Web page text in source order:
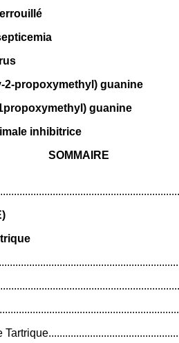
2-propoxymethyl) guanine
guanine
inhibitrice
SOMMAIRE